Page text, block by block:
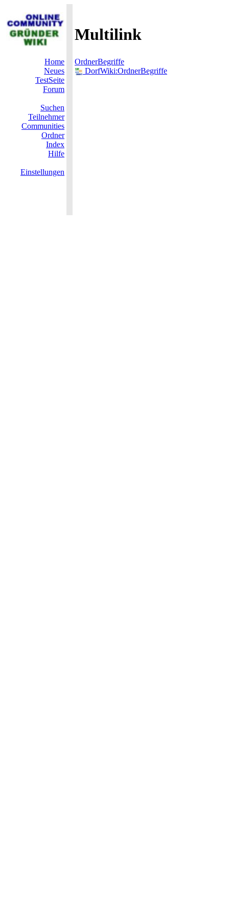
Multilink
Home
Neues
TestSeite
Forum
Suchen
Teilnehmer
Communities
Ordner
Index
Hilfe
Einstellungen
OrdnerBegriffe
DorfWiki:OrdnerBegriffe